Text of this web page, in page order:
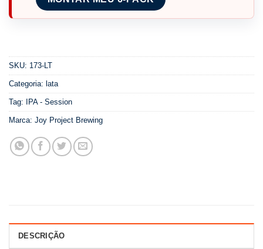
SKU: 173-LT
Categoria: lata
Tag: IPA - Session
Marca: Joy Project Brewing
DESCRIÇÃO